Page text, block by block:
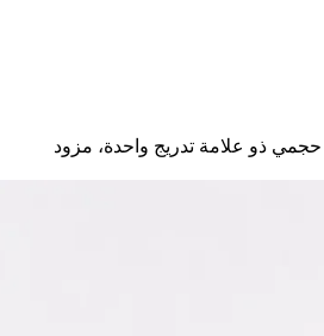
ذو علامة تدريج واحدة، مزود